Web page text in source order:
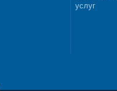
услуг